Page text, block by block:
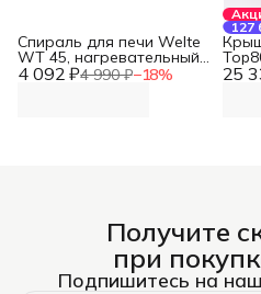
4 092 ₽4 990 ₽−18%
Спираль для печи Welte
WT 45, нагревательный
элемент
127
25
Получите
при
Подпишитесь на